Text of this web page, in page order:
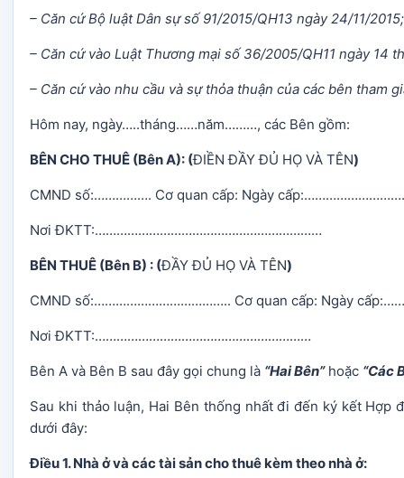
– Căn cứ Bộ luật Dân sự số 91/2015/QH13 ngày 24/11/2015;
– Căn cứ vào Luật Thương mại số 36/2005/QH11 ngày 14
– Căn cứ vào nhu cầu và sự thỏa thuận của các bên tham
Hôm nay, ngày…..tháng……năm………, các Bên gồm:
BÊN CHO THUÊ (Bên A): (ĐIỀN ĐẦY ĐỦ HỌ VÀ TÊN)
CMND số:……………. Cơ quan cấp: Ngày
Nơi ĐKTT:………………………………………………………
BÊN THUÊ (Bên B) : (ĐẦY ĐỦ HỌ VÀ TÊN)
CMND số:……………………………….. Cơ quan cấp: Ngày
Nơi ĐKTT:……………………………………………………
Bên A và Bên B sau đây gọi chung là “Hai Bên”hoặc “Các
Sau khi thảo luận, Hai Bên thống nhất đi đến ký kết Hợp
dưới đây:
Điều 1. Nhà ở và các tài sản cho thuê kèm theo nhà ở: